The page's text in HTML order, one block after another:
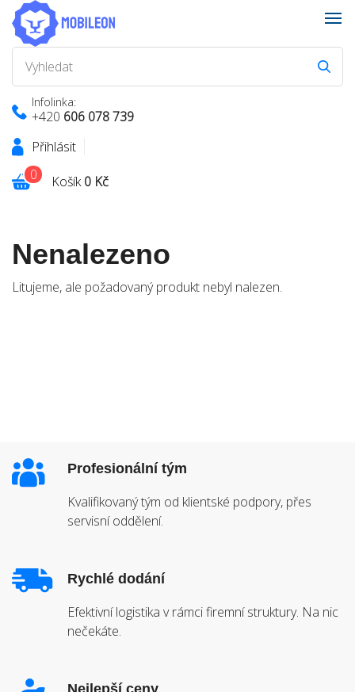
Infolinka:
+420 606 078 739
Přihlásit
Košík0 Kč
0
Nenalezeno
Litujeme, ale požadovaný produkt nebyl nalezen.
Profesionální tým
Kvalifikovaný tým od klientské podpory, přes
servisní oddělení.
Rychlé dodání
Efektivní logistika v rámci firemní struktury. Na nic
nečekáte.
Nejlepší ceny